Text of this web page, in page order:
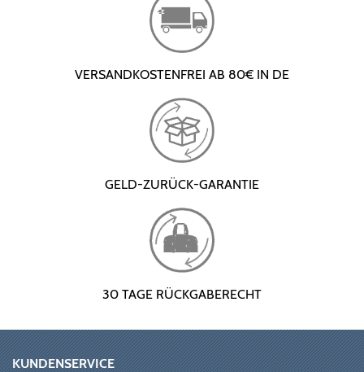
VERSANDKOSTENFREI AB 80€ IN DE
GELD-ZURÜCK-GARANTIE
30 TAGE RÜCKGABERECHT
KUNDENSERVICE